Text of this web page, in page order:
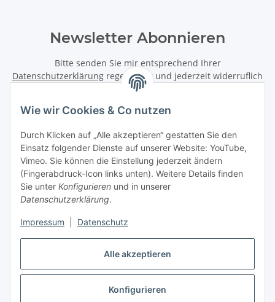
Alle akzeptieren
Konfigurieren
Wie wir Cookies & Co nutzen
Durch Klicken auf „Alle akzeptieren“ gestatten Sie den
Einsatz folgender Dienste auf unserer Website: YouTube,
Vimeo. Sie können die Einstellung jederzeit ändern
(Fingerabdruck-Icon links unten). Weitere Details finden
Sie unter Konfigurieren und in unserer
Datenschutzerklärung.
Impressum Datenschutz
Newsletter Abonnieren
Bitte senden Sie mir entsprechend Ihrer
Datenschutzerklärung regelmäßig und jederzeit widerruflich
Informationen zu Ihrem Produktsortiment per E-Mail zu.
Newsletter Abonnieren
Informationen
Gesetzliche Informationen